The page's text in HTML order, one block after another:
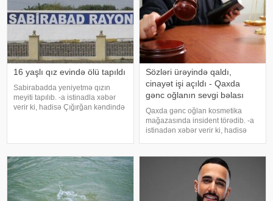
16 yaşlı qız evində ölü tapıldı
Sabirabadda yeniyetmə qızın
meyiti tapılıb. -a istinadla xəbər
verir ki, hadisə Çığırğan kəndində
səbəblə öldüyü bilinmir. Araşdırm
Sözləri ürəyində qaldı,
cinayət işi açıldı - Qaxda
gənc oğlanın sevgi bəlası
Qaxda gənc oğlan kosmetika
mağazasında insident törədib. -a
istinadən xəbər verir ki, hadisə
mağazasında qeydə alınıb. İttiham
aktına görə, 30 yaşlı Sahib